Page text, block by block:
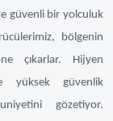
güvenli bir yolculuk
bölgenin
çıkarlar. Hijyen
yüksek güvenlik
gözetiyor.